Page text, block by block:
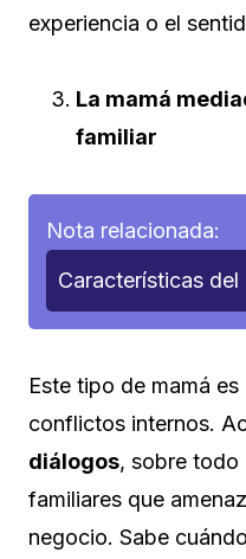
experiencia o el
La mamá
familiar
Nota relacionada:
Características
Este tipo de mamá
conflictos internos.
diálogos, sobre todo
familiares que
negocio. Sabe